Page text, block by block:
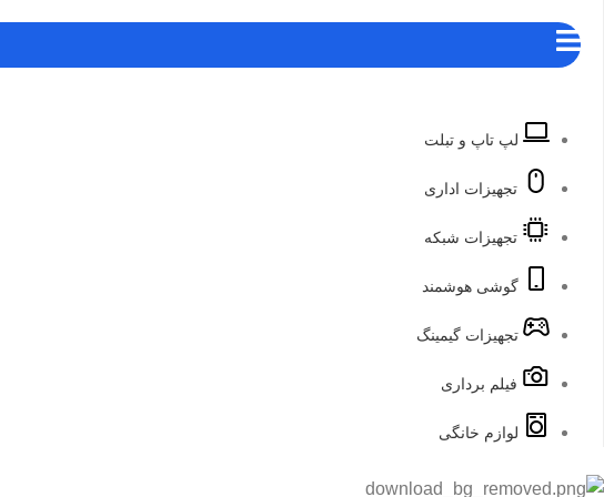
محتوا
لپ تاپ و تبلت
تجهیزات اداری
تجهیزات شبکه
گوشی هوشمند
تجهیزات گیمینگ
فیلم برداری
لوازم خانگی